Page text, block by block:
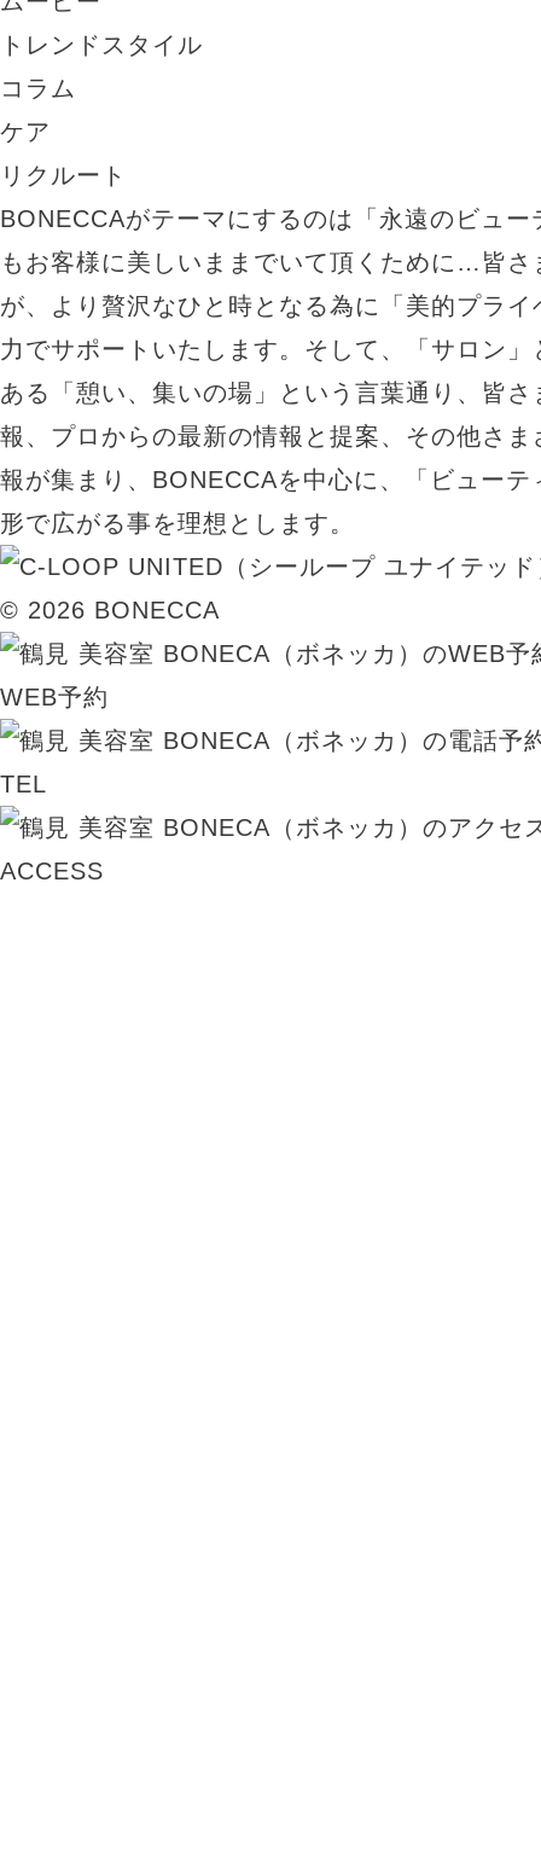
トレンドスタイル
コラム
ケア
リクルート
BONECCAがテーマにするのは「永遠のビュ
もお客様に美しいままでいて頂くために…皆さ
が、より贅沢なひと時となる為に「美的プラ
力でサポートいたします。そして、「サロン
ある「憩い、集いの場」という言葉通り、皆
報、プロからの最新の情報と提案、その他さ
報が集まり、BONECCAを中心に、「ビュー
形で広がる事を理想とします。
© 2026 BONECCA
WEB予約
TEL
ACCESS